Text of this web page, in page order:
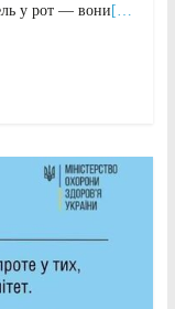
у рот — вони […